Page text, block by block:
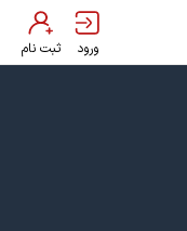
ورود ثبت نام